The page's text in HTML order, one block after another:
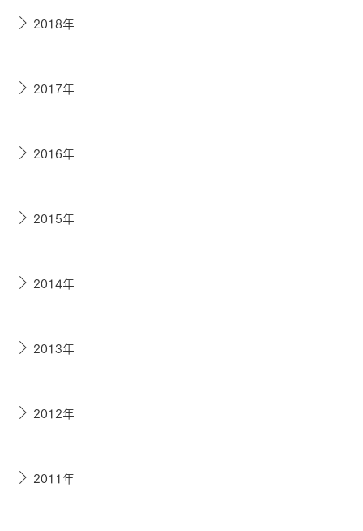
2018年
2017年
2016年
2015年
2014年
2013年
2012年
2011年